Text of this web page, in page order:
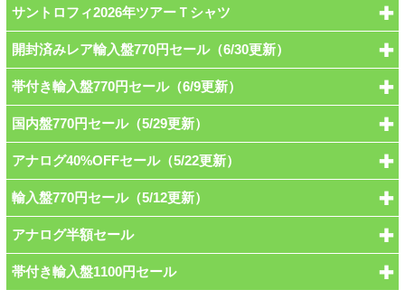
サントロフィ2026年ツアーＴシャツ
開封済みレア輸入盤770円セール（6/30更新）
帯付き輸入盤770円セール（6/9更新）
国内盤770円セール（5/29更新）
アナログ40%OFFセール（5/22更新）
輸入盤770円セール（5/12更新）
アナログ半額セール
帯付き輸入盤1100円セール